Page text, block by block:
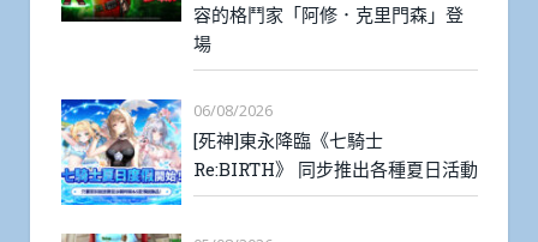
容的格鬥家「阿修．克里門森」登
場
06/08/2026
[死神]東永降臨《七騎士
Re:BIRTH》 同步推出各種夏日活動